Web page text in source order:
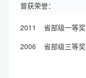
曾获荣誉：
2011 省部级一等奖
2006 省部级三等奖